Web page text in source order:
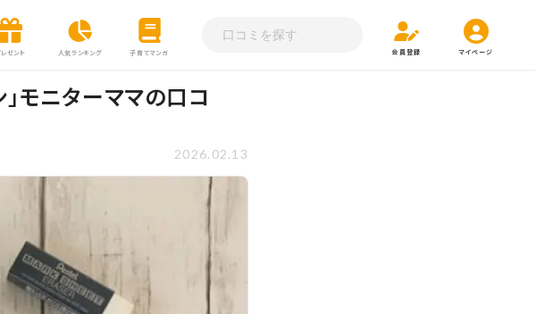
レゼント 人気ランキング 子育てマンガ 会員登録 マイページ
モニターママの口コ
2026.02.13